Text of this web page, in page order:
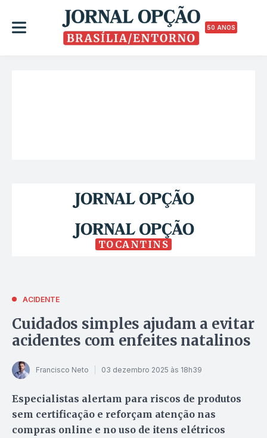
50 ANOS
TOCANTINS
ACIDENTE
Cuidados simples ajudam a evitar
acidentes com enfeites natalinos
Francisco Neto 03 dezembro 2025 às 18h39
Especialistas alertam para riscos de produtos
sem certificação e reforçam atenção nas
compras online e no uso de itens elétricos